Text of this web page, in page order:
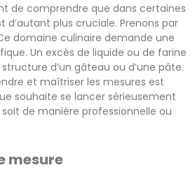
de comprendre que dans certaines
d’autant plus cruciale. Prenons par
domaine culinaire demande une
Un excès de liquide ou de farine
d’un gâteau ou d’une pâte.
et maîtriser les mesures est
souhaite se lancer sérieusement
de manière professionnelle ou
mesure